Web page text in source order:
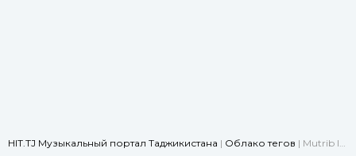
HIT.TJ Музыкальный портал Таджикистана | Облако тегов | Mutrib Ismati